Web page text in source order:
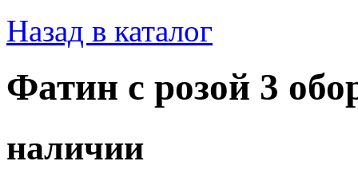
Назад в каталог
Фатин с розой 3
наличии